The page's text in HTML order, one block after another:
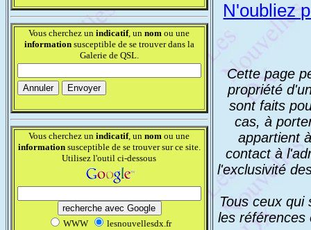
Vous cherchez unindicatif, unnom ou une
information susceptible de se trouver dans la
Galerie de QSL.
Vous cherchez unindicatif, unnom ou une
information susceptible de se trouver sur ce site.
Utilisez l'outil ci-dessous
WWW lesnouvellesdx.fr
N'oubliez
Cette page
propriété
sont faits
cas, à
appartient
contact à
l'exclusivité
Tous ceux
les références